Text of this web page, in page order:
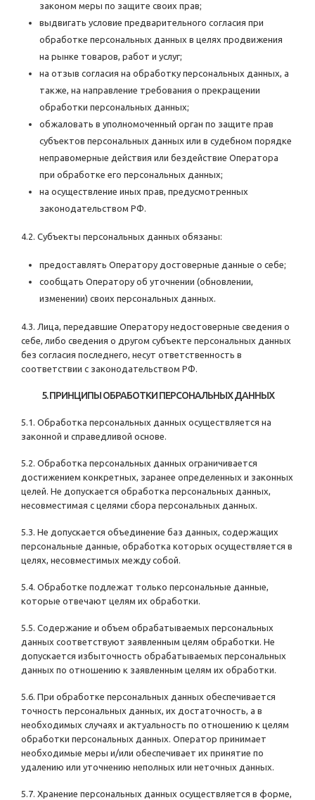
законом меры по защите своих прав;
выдвигать условие предварительного согласия при
обработке персональных данных в целях продвижения
на рынке товаров, работ и услуг;
на отзыв согласия на обработку персональных данных, а
также, на направление требования о прекращении
обработки персональных данных;
обжаловать в уполномоченный орган по защите прав
субъектов персональных данных или в судебном порядке
неправомерные действия или бездействие Оператора
при обработке его персональных данных;
на осуществление иных прав, предусмотренных
законодательством РФ.
4.2. Субъекты персональных данных обязаны:
предоставлять Оператору достоверные данные о себе;
сообщать Оператору об уточнении (обновлении,
изменении) своих персональных данных.
4.3. Лица, передавшие Оператору недостоверные сведения о
себе, либо сведения о другом субъекте персональных данных
без согласия последнего, несут ответственность в
соответствии с законодательством РФ.
5. ПРИНЦИПЫ ОБРАБОТКИ ПЕРСОНАЛЬНЫХ ДАННЫХ
5.1. Обработка персональных данных осуществляется на
законной и справедливой основе.
5.2. Обработка персональных данных ограничивается
достижением конкретных, заранее определенных и законных
целей. Не допускается обработка персональных данных,
несовместимая с целями сбора персональных данных.
5.3. Не допускается объединение баз данных, содержащих
персональные данные, обработка которых осуществляется в
целях, несовместимых между собой.
5.4. Обработке подлежат только персональные данные,
которые отвечают целям их обработки.
5.5. Содержание и объем обрабатываемых персональных
данных соответствуют заявленным целям обработки. Не
допускается избыточность обрабатываемых персональных
данных по отношению к заявленным целям их обработки.
5.6. При обработке персональных данных обеспечивается
точность персональных данных, их достаточность, а в
необходимых случаях и актуальность по отношению к целям
обработки персональных данных. Оператор принимает
необходимые меры и/или обеспечивает их принятие по
удалению или уточнению неполных или неточных данных.
5.7. Хранение персональных данных осуществляется в форме,